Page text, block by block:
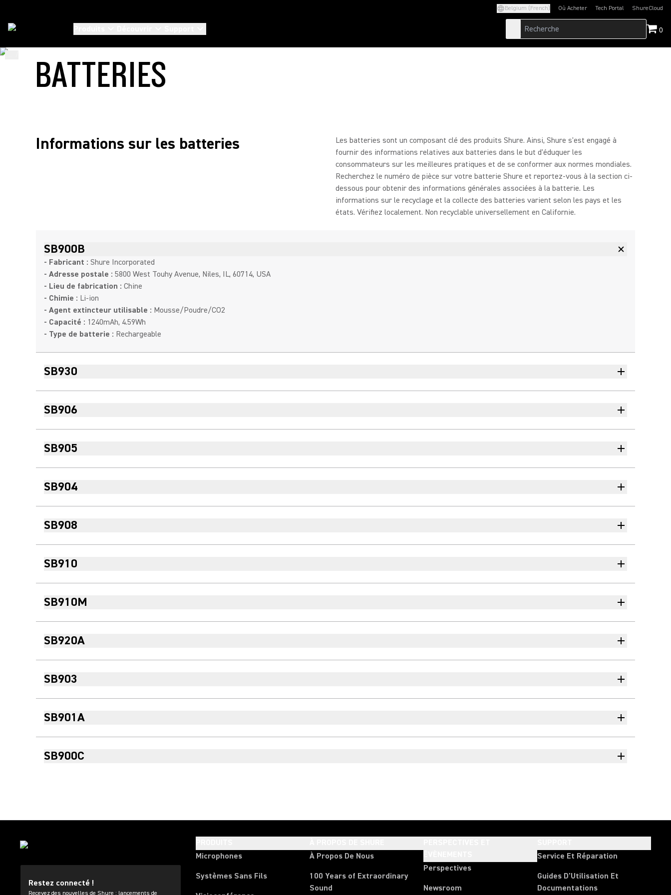
Belgium (French) Où Acheter Tech Portal
(Opens in a new tab)ShureCloud
(Opens in a new
0
BATTERIES
Informations sur les batteries
Les batteries sont un composant clé des produits Shure. Ainsi, Shure s'est engagé à
fournir des informations relatives aux batteries dans le but d'éduquer les
consommateurs sur les meilleures pratiques et de se conformer aux normes mondiales.
Recherchez le numéro de pièce sur votre batterie Shure et reportez-vous à la section ci-
dessous pour obtenir des informations générales associées à la batterie. Les
informations sur le recyclage et la collecte des batteries varient selon les pays et les
états. Vérifiez localement. Non recyclable universellement en Californie.
SB900B
- Fabricant : Shure Incorporated
- Adresse postale : 5800 West Touhy Avenue, Niles, IL, 60714, USA
- Lieu de fabrication : Chine
- Chimie : Li-ion
- Agent extincteur utilisable : Mousse/Poudre/CO2
- Capacité : 1240mAh, 4.59Wh
- Type de batterie : Rechargeable
SB930
SB906
SB905
SB904
SB908
SB910
SB910M
SB920A
SB903
SB901A
SB900C
Restez connecté !
Recevez des nouvelles de Shure : lancements de
Microphones
Systèmes Sans Fils
À Propos De Nous
100 Years of Extraordinary
Sound
Perspectives
Newsroom
Service Et Réparation
Guides D'Utilisation Et
Documentations